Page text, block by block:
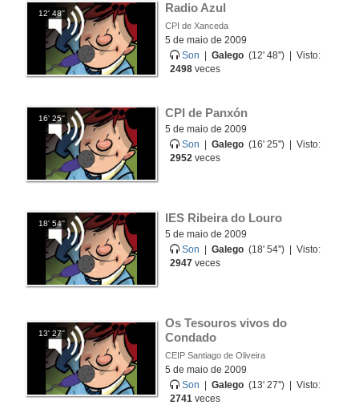
12' 48'' Radio Azul
CPI de Xanceda
5 de maio de 2009
Son
|Galego (12' 48'') | Visto:
2498 veces
16' 25'' CPI de Panxón
5 de maio de 2009
Son
|Galego (16' 25'') | Visto:
2952 veces
18' 54'' IES Ribeira do Louro
5 de maio de 2009
Son
|Galego (18' 54'') | Visto:
2947 veces
13' 27''
Os Tesouros vivos do
Condado
CEIP Santiago de Oliveira
5 de maio de 2009
Son
|Galego (13' 27'') | Visto:
2741 veces